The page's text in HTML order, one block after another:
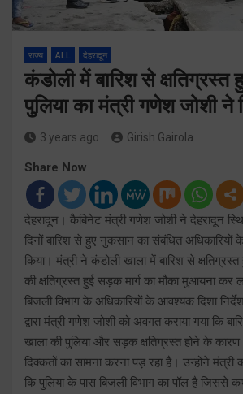
राज्य ALL देहरादून
कंडोली में बारिश से
पुलिया का मंत्री गणेश जोशी ने
3 years ago Girish Gairola
Share Now
देहरादून। कैबिनेट मंत्री गणेश जोशी ने देहरादून
दिनों बारिश से हुए नुकसान का संबंधित अधिकारियों
किया। मंत्री ने कंडोली खाला में बारिश से
की क्षतिग्रस्त हुई सड़क मार्ग का मौका मुआयना कर
बिजली विभाग के अधिकारियों के आवश्यक दिशा
द्वारा मंत्री गणेश जोशी को अवगत कराया गया कि
खाला की पुलिया और सड़क क्षतिग्रस्त होने के कारण
दिक्कतों का सामना करना पड़ रहा है। उन्होंने मंत्री
कि पुलिया के पास बिजली विभाग का पॉल है जिससे